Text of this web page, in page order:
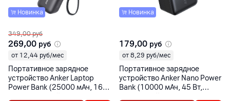
Новинка
349,00 руб
269,00 руб
от 12,44 руб/мес
Портативное зарядное
устройство Anker Laptop
Power Bank (25000 мАч, 165
Новинка
179,00 руб
от 8,29 руб/мес
Портативное зарядное
устройство Anker Nano Power
Bank (10000 мАч, 45 Вт,